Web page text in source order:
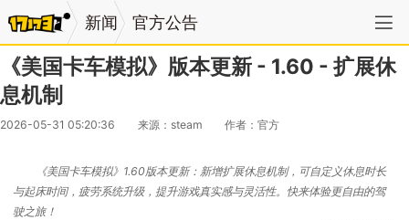
新闻 官方公告
《美国卡车模拟》版本更新 - 1.60 - 扩展休
息机制
2026-05-31 05:20:36 来源：steam 作者：官方
《美国卡车模拟》1.60版本更新：新增扩展休息机制，可自定义休息时长
与起床时间，疲劳系统升级，提升游戏真实感与灵活性。快来体验更自由的驾
驶之旅！